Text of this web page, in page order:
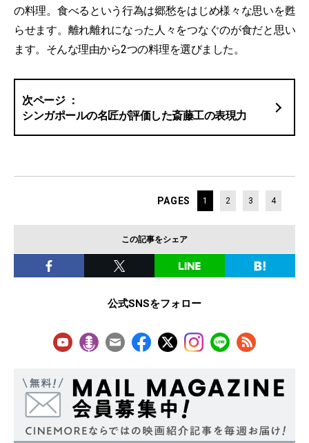
の料理。食べるという行為は郷愁をはじめ様々な思いを甦
らせます。離れ離れになった人々をつなぐのが食だと思い
ます。そんな理由から2つの料理を選びました。
シンガポールの名匠が評価した斎藤工の表現力
PAGES 1 2 3 4
この記事をシェア
公式SNSをフォロー